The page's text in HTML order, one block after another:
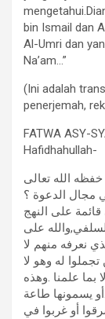
bin Ismail dan
Al-Umri dan
Na’am…”
(Ini adalah
penerjemah,
FATWA ASY-
Hafidhahullah-
الله تعالى
مجال الدعوة ؟
على النهج
على
نعرفه منهم لا
له وهو لا
بما علمنا .وهذه
يسمونها طاعة
أو غربوا في